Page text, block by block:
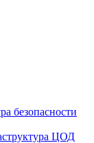
безопасности
ЦОД